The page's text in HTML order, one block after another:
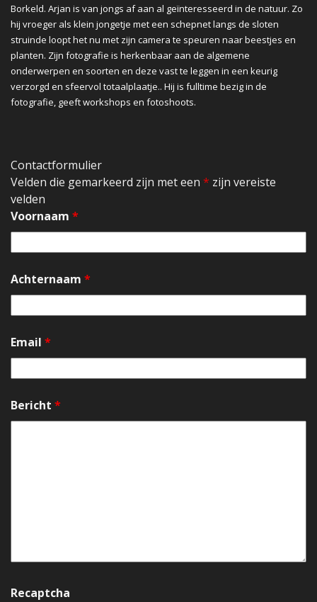
Borkeld. Arjan is van jongs af aan al geïnteresseerd in de natuur. Zo
hij vroeger als klein jongetje met een schepnet langs de sloten
struinde loopt het nu met zijn camera te speuren naar beestjes en
planten. Zijn fotografie is herkenbaar aan de algemene
onderwerpen en soorten en deze vast te leggen in een keurig
verzorgd en sfeervol totaalplaatje.. Hij is fulltime bezig in de
fotografie, geeft workshops en fotoshoots.
Contactformulier
Velden die gemarkeerd zijn met een * zijn vereiste
velden
Voornaam *
Achternaam *
Email *
Bericht *
Recaptcha